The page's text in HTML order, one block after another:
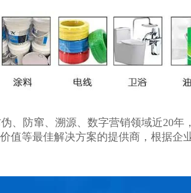
、防窜、溯源、数字营销领域近20
值等最佳解决方案的提供商，根据企